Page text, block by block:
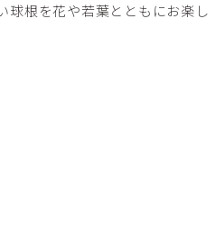
球根を花や若葉とともにお楽し